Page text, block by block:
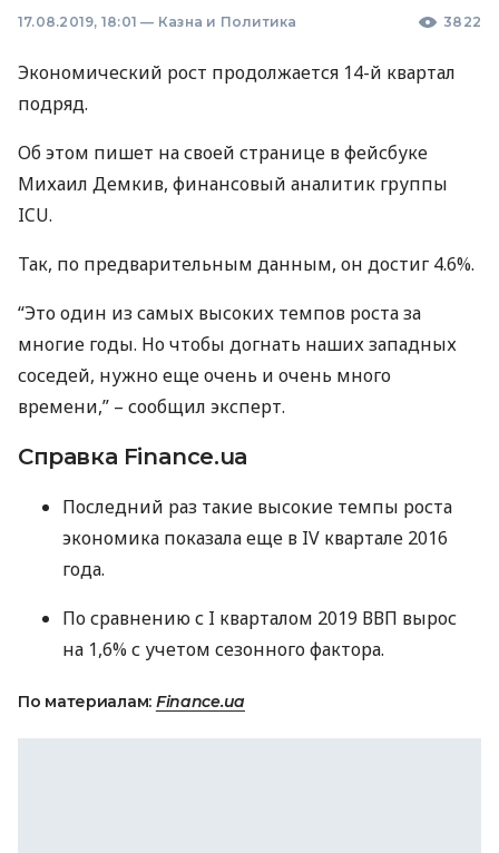
17.08.2019, 18:01 — Казна и Политика 3822
Экономический рост продолжается 14-й квартал
подряд.
Об этом пишет на своей странице в фейсбуке
Михаил Демкив, финансовый аналитик группы
ICU.
Так, по предварительным данным, он достиг 4.6%.
“Это один из самых высоких темпов роста за
многие годы. Но чтобы догнать наших западных
соседей, нужно еще очень и очень много
времени,” – сообщил эксперт.
Справка Finance.ua
Последний раз такие высокие темпы роста
экономика показала еще в IV квартале 2016
года.
По сравнению с I кварталом 2019 ВВП вырос
на 1,6% с учетом сезонного фактора.
По материалам: Finance.ua